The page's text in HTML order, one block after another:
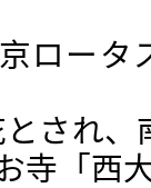
ロー
され、
寺「西